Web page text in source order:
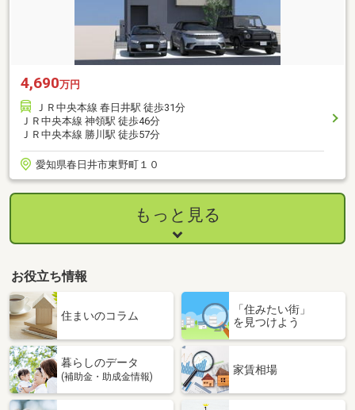
4,690万円
ＪＲ中央本線 春日井駅 徒歩31分
ＪＲ中央本線 神領駅 徒歩46分
ＪＲ中央本線 勝川駅 徒歩57分
愛知県春日井市東野町１０
もっと見る
お役立ち情報
住まいのコラム
「住みたい街」
を見つけよう
暮らしのデータ
(補助金・助成金情報)
家賃相場